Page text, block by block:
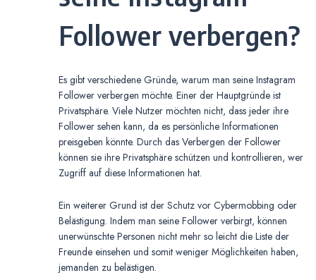
Follower verbergen?
Es gibt verschiedene Gründe, warum man seine Instagram
Follower verbergen möchte. Einer der Hauptgründe ist
Privatsphäre. Viele Nutzer möchten nicht, dass jeder ihre
Follower sehen kann, da es persönliche Informationen
preisgeben könnte. Durch das Verbergen der Follower
können sie ihre Privatsphäre schützen und kontrollieren, wer
Zugriff auf diese Informationen hat.
Ein weiterer Grund ist der Schutz vor Cybermobbing oder
Belästigung. Indem man seine Follower verbirgt, können
unerwünschte Personen nicht mehr so leicht die Liste der
Freunde einsehen und somit weniger Möglichkeiten haben,
jemanden zu belästigen.